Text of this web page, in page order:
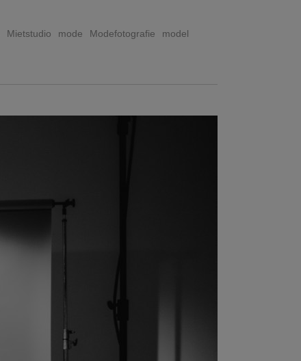
Mietstudio mode Modefotografie
model